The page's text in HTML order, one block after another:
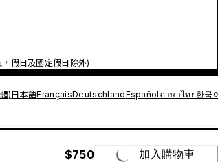
$750 加入購物車
假日及國定假日除外)
)日本語FrançaisDeutschlandEspañolภาษาไทย한국